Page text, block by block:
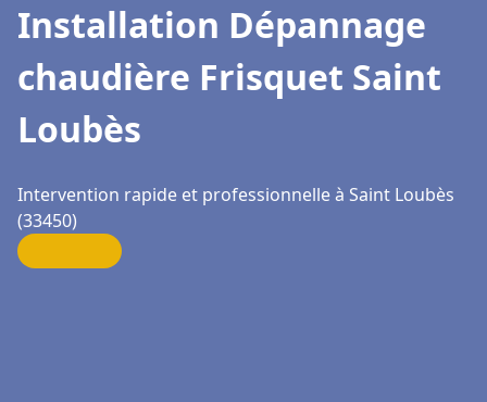
Installation Dépannage
chaudière Frisquet Saint
Loubès
Intervention rapide et professionnelle à Saint Loubès
(33450)